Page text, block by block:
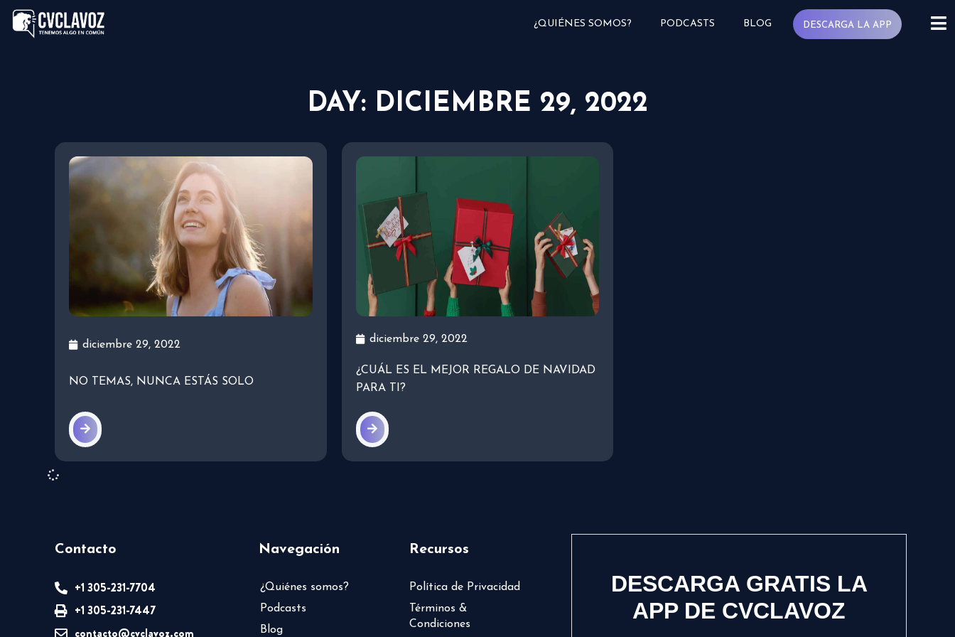
¿QUIÉNES SOMOS? PODCASTS BLOG DESCARGA LA APP
DAY: DICIEMBRE 29, 2022
diciembre 29, 2022
NO TEMAS, NUNCA ESTÁS SOLO
diciembre 29, 2022
¿CUÁL ES EL MEJOR REGALO DE NAVIDAD
PARA TI?
Contacto
+1 305-231-7704
+1 305-231-7447
contacto@cvclavoz.com
Navegación
¿Quiénes somos?
Podcasts
Blog
Recursos
Política de Privacidad
Términos &
Condiciones
DESCARGA GRATIS LA
APP DE CVCLAVOZ